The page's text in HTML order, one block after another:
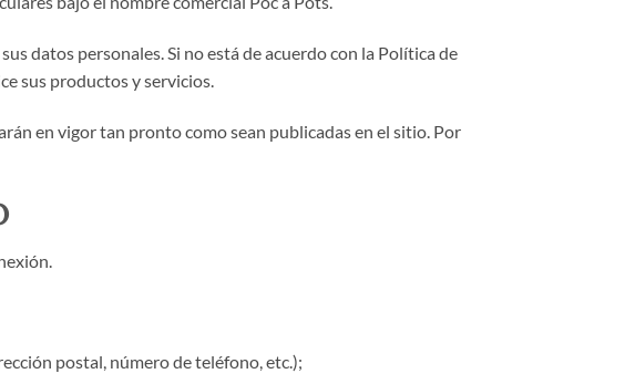
datos personales. Si no está de acuerdo con la Política de
sus productos y servicios.
en vigor tan pronto como sean publicadas en el sitio. Por
postal, número de teléfono, etc.);